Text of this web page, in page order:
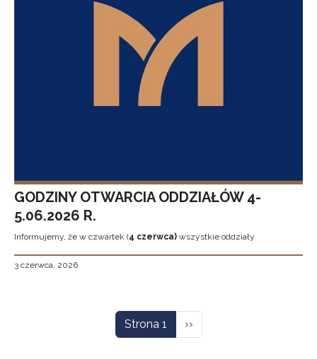
GODZINY OTWARCIA ODDZIAŁÓW 4-
5.06.2026 R.
Informujemy, że w czwartek (4 czerwca) wszystkie oddziały
3 czerwca, 2026
Strona 1 Następna strona
››